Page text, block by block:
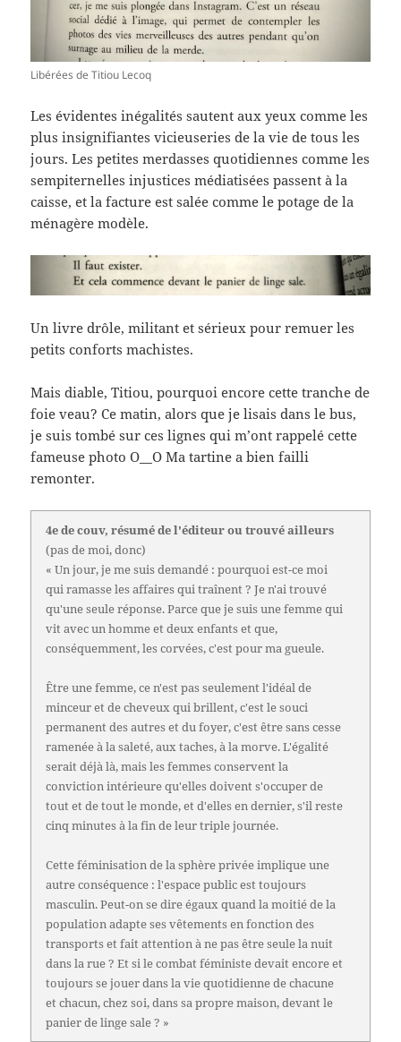
Libérées de Titiou Lecoq
Les évidentes inégalités sautent aux yeux comme les
plus insignifiantes vicieuseries de la vie de tous les
jours. Les petites merdasses quotidiennes comme les
sempiternelles injustices médiatisées passent à la
caisse, et la facture est salée comme le potage de la
ménagère modèle.
Un livre drôle, militant et sérieux pour remuer les
petits conforts machistes.
Mais diable, Titiou, pourquoi encore cette tranche de
foie veau? Ce matin, alors que je lisais dans le bus,
je suis tombé sur ces lignes qui m’ont rappelé cette
fameuse photo O__O Ma tartine a bien failli
remonter.
4e de couv, résumé de l'éditeur ou trouvé ailleurs
(pas de moi, donc)
« Un jour, je me suis demandé : pourquoi est-ce moi
qui ramasse les affaires qui traînent ? Je n'ai trouvé
qu'une seule réponse. Parce que je suis une femme qui
vit avec un homme et deux enfants et que,
conséquemment, les corvées, c'est pour ma gueule.
Être une femme, ce n'est pas seulement l'idéal de
minceur et de cheveux qui brillent, c'est le souci
permanent des autres et du foyer, c'est être sans cesse
ramenée à la saleté, aux taches, à la morve. L'égalité
serait déjà là, mais les femmes conservent la
conviction intérieure qu'elles doivent s'occuper de
tout et de tout le monde, et d'elles en dernier, s'il reste
cinq minutes à la fin de leur triple journée.
Cette féminisation de la sphère privée implique une
autre conséquence : l'espace public est toujours
masculin. Peut-on se dire égaux quand la moitié de la
population adapte ses vêtements en fonction des
transports et fait attention à ne pas être seule la nuit
dans la rue ? Et si le combat féministe devait encore et
toujours se jouer dans la vie quotidienne de chacune
et chacun, chez soi, dans sa propre maison, devant le
panier de linge sale ? »